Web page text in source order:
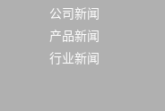
公司新闻
产品新闻
行业新闻